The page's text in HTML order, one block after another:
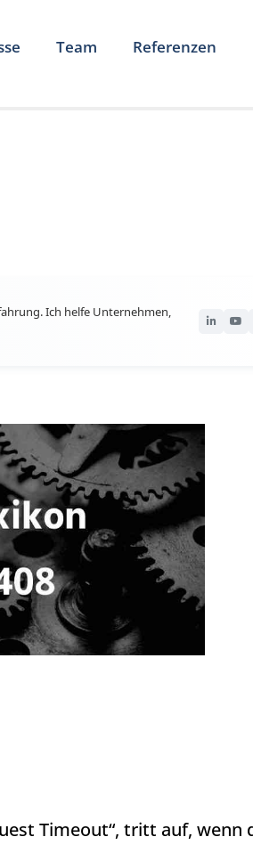
Team Referenzen
Ich helfe Unternehmen,
Timeout“, tritt auf, wenn